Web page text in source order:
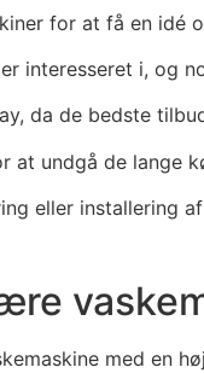
for at få en
interesseret i, og
da de bedste
at undgå de lange
eller installering
med en